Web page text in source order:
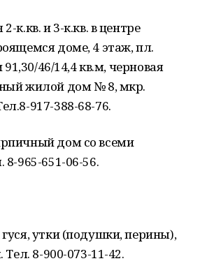
к.кв. и 3-к.кв. в центре
доме, 4 этаж, пл.
91,30/46/14,4 кв.м, черновая
жилой дом № 8, мкр.
917-388-68-76.
дом со всеми
8-965-651-06-56.
утки (подушки, перины),
Тел. 8-900-073-11-42.